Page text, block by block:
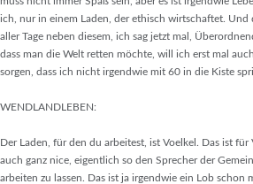
ich, nur in einem Laden, der ethisch wirtschaftet. Und
aller Tage neben diesem, ich sag jetzt mal,
dass man die Welt retten möchte, will ich erst mal
sorgen, dass ich nicht irgendwie mit 60 in die Kiste
WENDLANDLEBEN:
Der Laden, für den du arbeitest, ist Voelkel. Das ist
auch ganz nice, eigentlich so den Sprecher der
arbeiten zu lassen. Das ist ja irgendwie ein Lob schon